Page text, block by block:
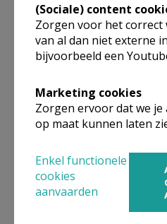
De heer LucThiry
Binkomstraat 71
3210 Lubbeek
Stuur een mailtje
Google Maps
Niet gevonden wat je zocht?
(Sociale) content
Zorgen voor het correct
van al dan niet externe
bijvoorbeeld een
Marketing cookies
Zorgen ervoor dat we je
op maat kunnen laten
Enkel functionele
cookies
aanvaarden